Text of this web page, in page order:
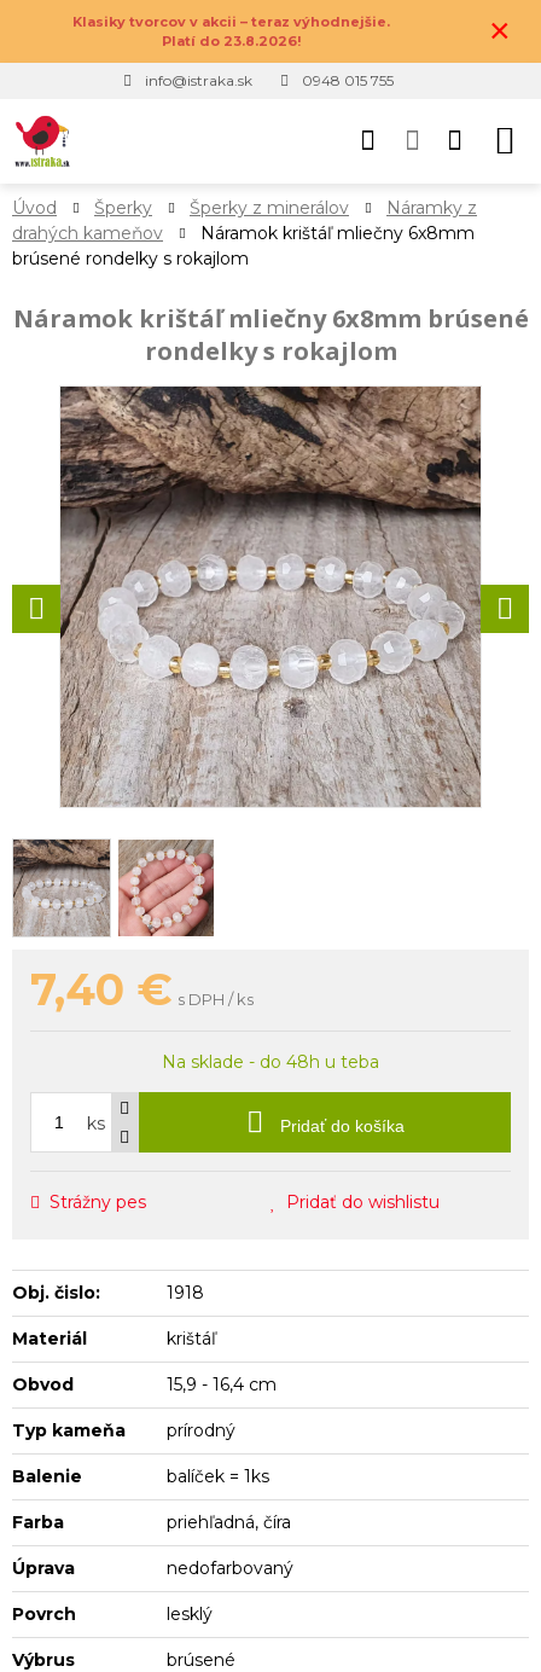
Klasiky tvorcov v akcii – teraz výhodnejšie.
Platí do 23.8.2026!
×
info@istraka.sk 0948 015 755
Úvod Šperky Šperky z minerálov
Náramky z
drahých kameňov
Náramok krištáľ mliečny 6x8mm
brúsené rondelky s rokajlom
Náramok krištáľ mliečny 6x8mm brúsené
rondelky s rokajlom
7,40 € s DPH / ks
Na sklade - do 48h u teba
ks Pridať do košíka
Strážny pes Pridať do wishlistu
Obj. čislo: 1918
Materiál krištáľ
Obvod 15,9 - 16,4 cm
Typ kameňa prírodný
Balenie balíček = 1ks
Farba priehľadná, číra
Úprava nedofarbovaný
Povrch lesklý
Výbrus brúsené